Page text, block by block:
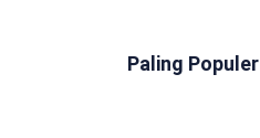
Paling Populer